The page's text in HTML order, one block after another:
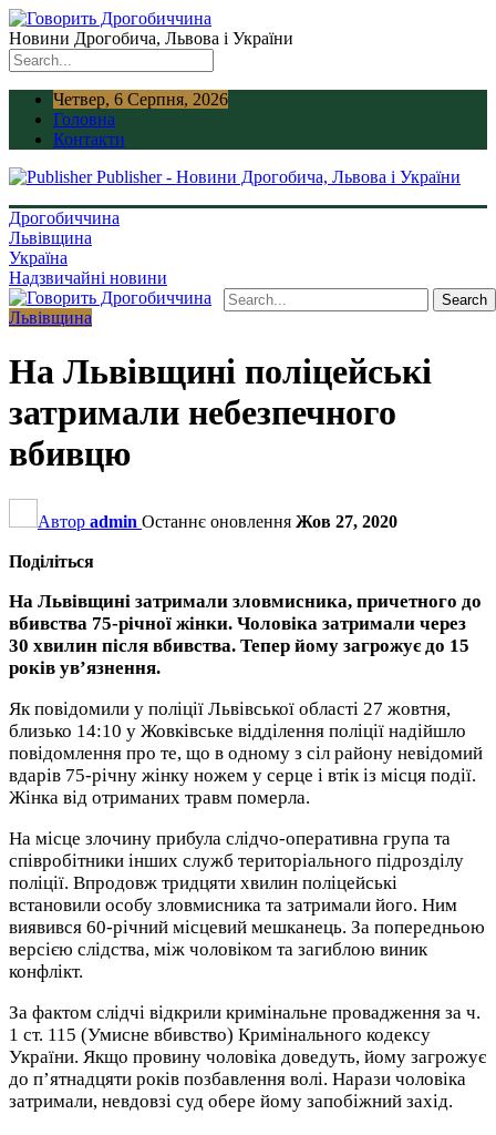
Новини Дрогобича, Львова і України
Четвер, 6 Серпня, 2026
Головна
Контакти
Publisher - Новини Дрогобича, Львова і України
Дрогобиччина
Львівщина
Україна
Надзвичайні новини
Львівщина
На Львівщині поліцейські
затримали небезпечного
вбивцю
Автор admin Останнє оновлення Жов 27, 2020
Поділіться
На Львівщині затримали зловмисника, причетного до
вбивства 75-річної жінки. Чоловіка затримали через
30 хвилин після вбивства. Тепер йому загрожує до 15
років ув’язнення.
Як повідомили у поліції Львівської області 27 жовтня,
близько 14:10 у Жовківське відділення поліції надійшло
повідомлення про те, що в одному з сіл району невідомий
вдарів 75-річну жінку ножем у серце і втік із місця події.
Жінка від отриманих травм померла.
На місце злочину прибула слідчо-оперативна група та
співробітники інших служб територіального підрозділу
поліції. Впродовж тридцяти хвилин поліцейські
встановили особу зловмисника та затримали його. Ним
виявився 60-річний місцевий мешканець. За попередньою
версією слідства, між чоловіком та загиблою виник
конфлікт.
За фактом слідчі відкрили кримінальне провадження за ч.
1 ст. 115 (Умисне вбивство) Кримінального кодексу
України. Якщо провину чоловіка доведуть, йому загрожує
до п’ятнадцяти років позбавлення волі. Нарази чоловіка
затримали, невдовзі суд обере йому запобіжний захід.